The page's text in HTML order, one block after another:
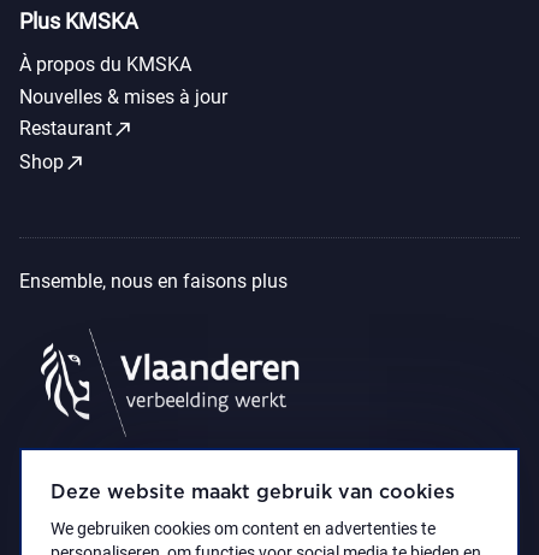
Deze website maakt gebruik van cookies
We gebruiken cookies om content en advertenties te
Plus KMSKA
À propos du KMSKA
Nouvelles & mises à jour
Restaurantcall_made
Shopcall_made
Ensemble, nous en faisons plus